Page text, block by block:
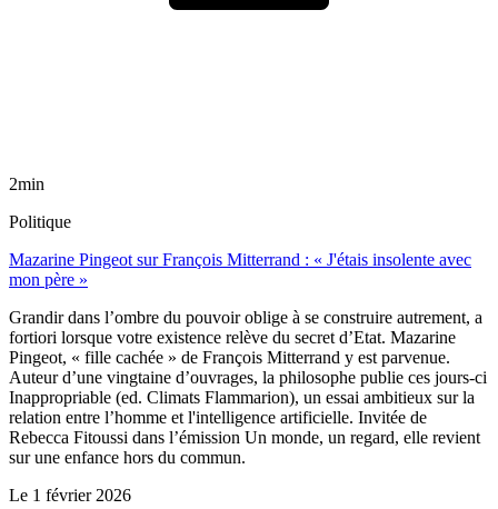
2min
Politique
Mazarine Pingeot sur François Mitterrand : « J'étais insolente avec
mon père »
Grandir dans l’ombre du pouvoir oblige à se construire autrement, a
fortiori lorsque votre existence relève du secret d’Etat. Mazarine
Pingeot, « fille cachée » de François Mitterrand y est parvenue.
Auteur d’une vingtaine d’ouvrages, la philosophe publie ces jours-ci
Inappropriable (ed. Climats Flammarion), un essai ambitieux sur la
relation entre l’homme et l'intelligence artificielle. Invitée de
Rebecca Fitoussi dans l’émission Un monde, un regard, elle revient
sur une enfance hors du commun.
Le 1 février 2026